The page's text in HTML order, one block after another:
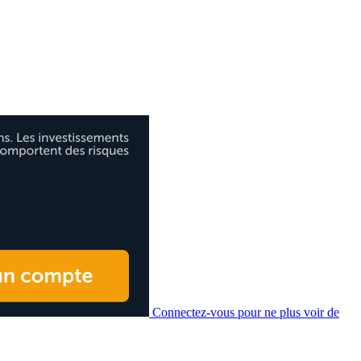
Connectez-vous pour ne plus voir de